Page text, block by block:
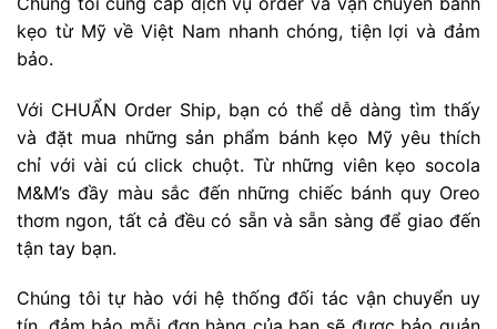
kẹo từ Mỹ về Việt Nam nhanh chóng, tiện lợi và đảm
bảo.
Với CHUẨN Order Ship, bạn có thể dễ dàng tìm thấy
và đặt mua những sản phẩm bánh kẹo Mỹ yêu thích
chỉ với vài cú click chuột. Từ những viên kẹo socola
M&M’s đầy màu sắc đến những chiếc bánh quy Oreo
thơm ngon, tất cả đều có sẵn và sẵn sàng để giao đến
tận tay bạn.
Chúng tôi tự hào với hệ thống đối tác vận chuyển uy